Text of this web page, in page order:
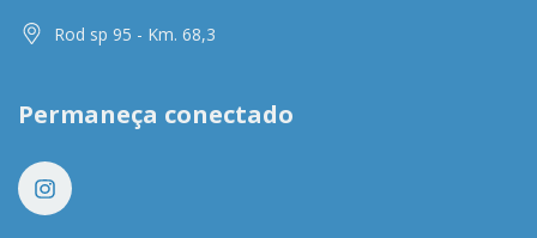
Rod sp 95 - Km. 68,3
Permaneça conectado